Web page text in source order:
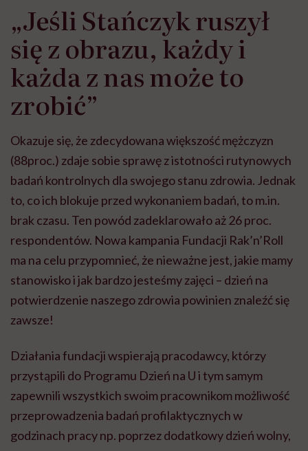
„Jeśli Stańczyk ruszył
się z obrazu, każdy i
każda z nas może to
zrobić”
Okazuje się, że zdecydowana większość mężczyzn
(88proc.) zdaje sobie sprawę z istotności rutynowych
badań kontrolnych dla swojego stanu zdrowia. Jednak
to, co ich blokuje przed wykonaniem badań, to m.in.
brak czasu. Ten powód zadeklarowało aż 26 proc.
respondentów. Nowa kampania Fundacji Rak’n’Roll
ma na celu przypomnieć, że nieważne jest, jakie mamy
stanowisko i jak bardzo jesteśmy zajęci – dzień na
potwierdzenie naszego zdrowia powinien znaleźć się
zawsze!
Działania fundacji wspierają pracodawcy, którzy
przystąpili do Programu Dzień na U i tym samym
zapewnili wszystkich swoim pracownikom możliwość
przeprowadzenia badań profilaktycznych w
godzinach pracy np. poprzez dodatkowy dzień wolny,